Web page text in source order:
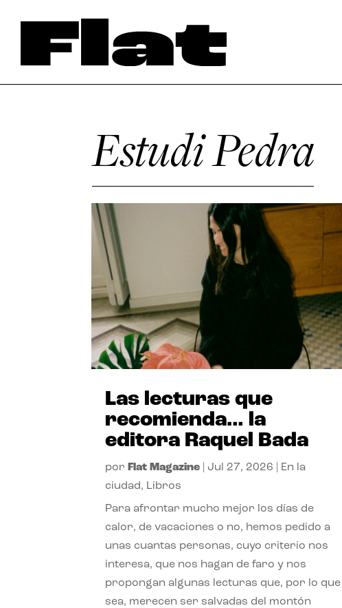
Estudi Pedra
Las lecturas que
recomienda… la
editora Raquel Bada
por Flat Magazine Jul 27, 2026
En la
ciudad, Libros
Para afrontar mucho mejor los días de
calor, de vacaciones o no, hemos pedido a
unas cuantas personas, cuyo criterio nos
interesa, que nos hagan de faro y nos
propongan algunas lecturas que, por lo que
sea, merecen ser salvadas del montón